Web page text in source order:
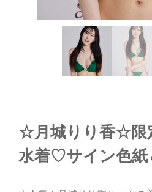
☆月城りり香☆限
水着♡サイン色